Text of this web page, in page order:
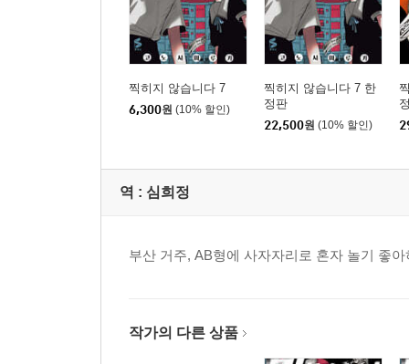
찍히지 않습니다 7
6,300원 (10% 할인)
찍히지 않습니다 7 한
정판
22,500원 (10% 할인)
역 : 심희정
부산 거주, AB형에 사자자리로 혼자 놀기 좋
작가의 다른 상품